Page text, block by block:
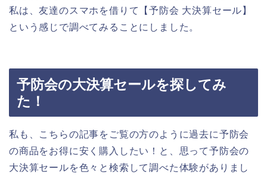
私は、友達のスマホを借りて【予防会 大決算セール】
という感じで調べてみることにしました。
予防会の大決算セールを探してみ
た！
私も、こちらの記事をご覧の方のように過去に予防会
の商品をお得に安く購入したい！と、思って予防会の
大決算セールを色々と検索して調べた体験がありまし